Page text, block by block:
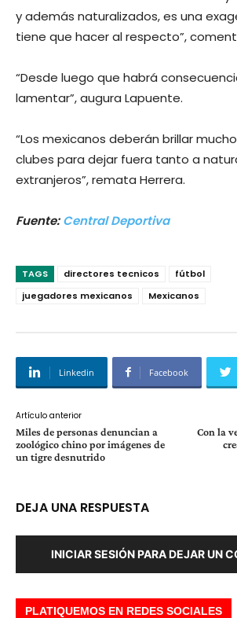
y además naturalizados, es una
tiene que hacer al respecto”,
“Desde luego que habrá
lamentar”, augura Lapuente.
“Los mexicanos deberán brillar
clubes para dejar fuera tanto a
extranjeros”, remata Herrera.
Fuente:Central Deportiva
TAGS directores tecnicos
fútbol
juegadores mexicanos
Mexicanos
Linkedin Facebook
Artículo anterior
Miles de personas denuncian a
zoológico chino por imágenes de
un tigre desnutrido
Con la
DEJA UNA RESPUESTA
INICIAR SESIÓN PARA DEJAR UN
PLATIQUEMOS EN REDES SOCIALES